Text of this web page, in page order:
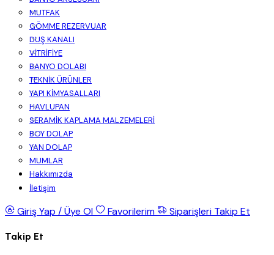
MUTFAK
GÖMME REZERVUAR
DUŞ KANALI
VİTRİFİYE
BANYO DOLABI
TEKNİK ÜRÜNLER
YAPI KİMYASALLARI
HAVLUPAN
SERAMİK KAPLAMA MALZEMELERİ
BOY DOLAP
YAN DOLAP
MUMLAR
Hakkımızda
İletişim
Giriş Yap / Üye Ol Favorilerim Siparişleri Takip Et
Takip Et